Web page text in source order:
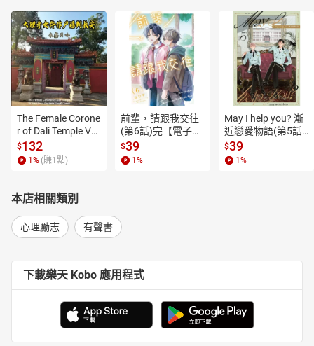
The Female Corone
r of Dali Temple Vo
l.6【有聲書】
$132
1 % (賺1 點)
前輩，請跟我交往
(第6話)完【電子
書】
$39
1 %
May I help you? 漸
近戀愛物語(第5話)
【電子書】
$39
1 %
本店相關類別
心理勵志 有聲書
下載樂天 Kobo 應用程式